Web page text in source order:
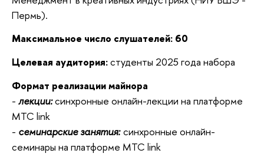
Пермь).
Максимальное число слушателей: 60
Целевая аудитория:студенты 2025 года набора
Формат реализации майнора
- лекции:синхронные онлайн-лекции на платформе
MTC link
- семинарские занятия: синхронные онлайн-
семинары на платформе MTC link